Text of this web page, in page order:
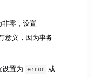
非零，设置
意义，因为事务
设置为 error 或